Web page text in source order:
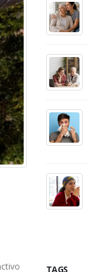
es
de un
polvo
en